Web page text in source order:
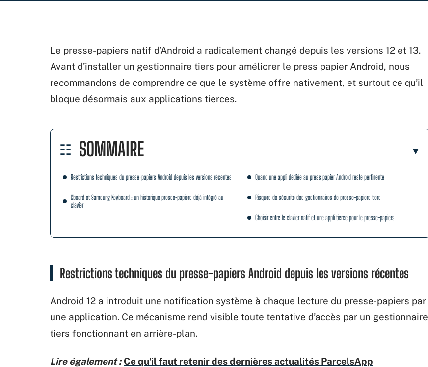
Le presse-papiers natif d’Android a radicalement changé depuis les versions 12 et 13.
Avant d’installer un gestionnaire tiers pour améliorer le press papier Android, nous
recommandons de comprendre ce que le système offre nativement, et surtout ce qu’il
bloque désormais aux applications tierces.
SOMMAIRE
Restrictions techniques du presse-papiers Android depuis les versions récentes
Gboard et Samsung Keyboard : un historique presse-papiers déjà intégré au
clavier
Quand une appli dédiée au press papier Android reste pertinente
Risques de sécurité des gestionnaires de presse-papiers tiers
Choisir entre le clavier natif et une appli tierce pour le presse-papiers
Restrictions techniques du presse-papiers Android depuis les versions récentes
Android 12 a introduit une notification système à chaque lecture du presse-papiers par
une application. Ce mécanisme rend visible toute tentative d’accès par un gestionnaire
tiers fonctionnant en arrière-plan.
Lire également : Ce qu'il faut retenir des dernières actualités ParcelsApp